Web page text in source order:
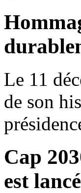
Le 11
de son
Cap
est lancé